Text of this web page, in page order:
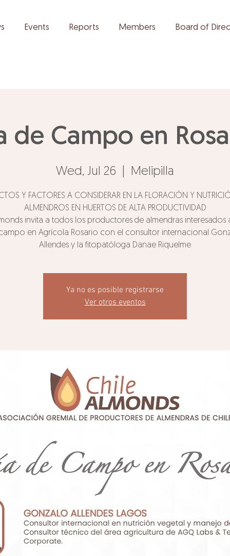
Events Reports Members Board of
de Campo en
Wed, Jul 26 Melipilla
Y FACTORES A CONSIDERAR EN LA FLORACIÓN Y
ALMENDROS EN HUERTOS DE ALTA PRODUCTIVIDAD
invita a todos los productores de almendras interesados
en Agrícola Rosario con el consultor internacional
Allendes y la fitopatóloga Danae Riquelme
Ya no es posible registrarse
Ver otros eventos